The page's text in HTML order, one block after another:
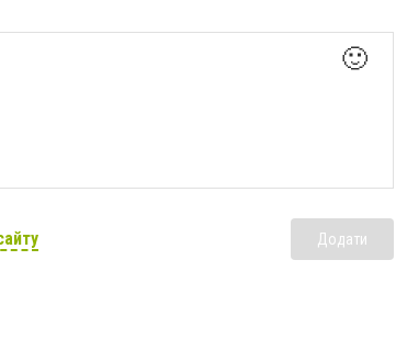
🙂
Додати